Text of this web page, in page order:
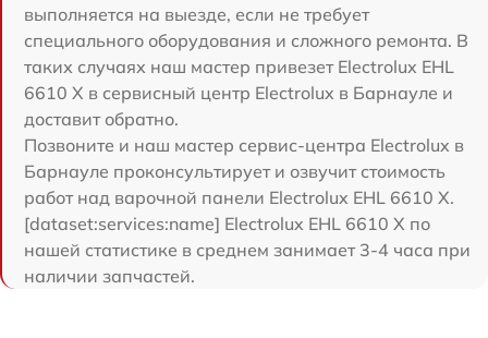
выполняется на выезде, если не требует
специального оборудования и сложного ремонта. В
таких случаях наш мастер привезет Electrolux EHL
6610 X в сервисный центр Electrolux в Барнауле и
доставит обратно.
Позвоните и наш мастер сервис-центра Electrolux в
Барнауле проконсультирует и озвучит стоимость
работ над варочной панели Electrolux EHL 6610 X.
[dataset:services:name] Electrolux EHL 6610 X по
нашей статистике в среднем занимает 3-4 часа при
наличии запчастей.